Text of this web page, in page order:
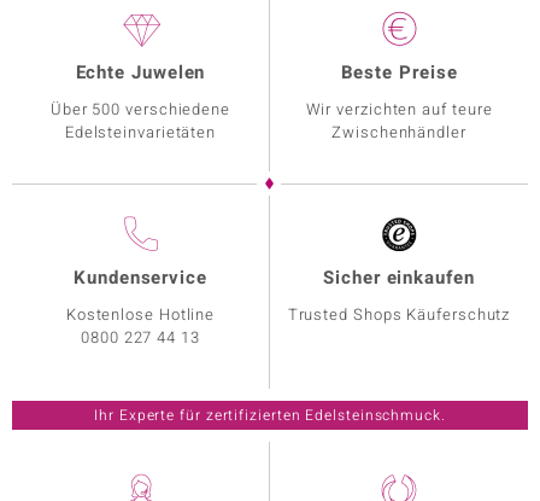
Echte Juwelen
Über 500 verschiedene
Edelsteinvarietäten
Beste Preise
Wir verzichten auf teure
Zwischenhändler
Kundenservice
Kostenlose Hotline
0800 227 44 13
Sicher einkaufen
Trusted Shops Käuferschutz
Ihr Experte für zertifizierten Edelsteinschmuck.